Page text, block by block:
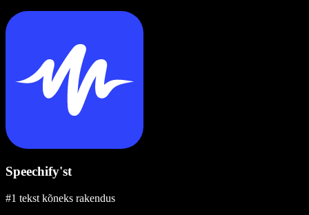
Speechify'st
#1 tekst kõneks rakendus